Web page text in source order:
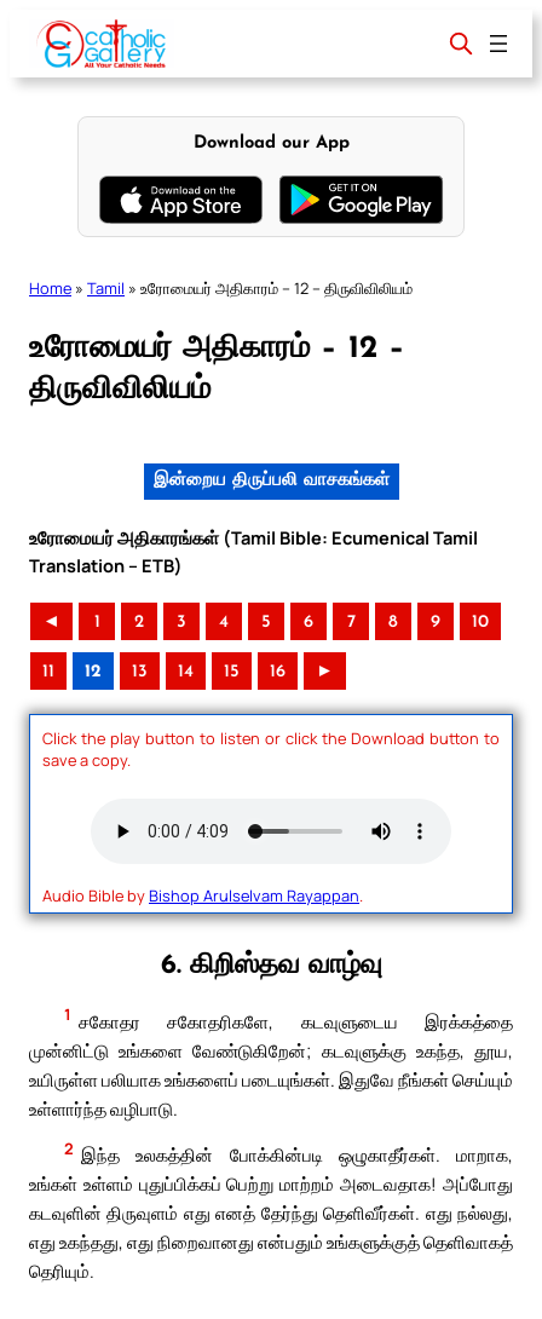
content
Download our App
Home » Tamil » உரோமையர் அதிகாரம் – 12 – திருவிவிலியம்
உரோமையர் அதிகாரம் – 12 –
திருவிவிலியம்
இன்றைய திருப்பலி வாசகங்கள்
உரோமையர் அதிகாரங்கள் (Tamil Bible: Ecumenical Tamil
Translation – ETB)
◄ 1 2 3 4 5 6 7 8 9 10
11 12 13 14 15 16 ►
Click the play button to listen or click the Download button to
save a copy.
Audio Bible byBishop Arulselvam Rayappan.
6. கிறிஸ்தவ வாழ்வு
1 சகோதர சகோதரிகளே, கடவுளுடைய இரக்கத்தை
முன்னிட்டு உங்களை வேண்டுகிறேன்; கடவுளுக்கு உகந்த, தூய,
உயிருள்ள பலியாக உங்களைப் படையுங்கள். இதுவே நீங்கள் செய்யும்
உள்ளார்ந்த வழிபாடு.
2 இந்த உலகத்தின் போக்கின்படி ஒழுகாதீர்கள். மாறாக,
உங்கள் உள்ளம் புதுப்பிக்கப் பெற்று மாற்றம் அடைவதாக! அப்போது
கடவுளின் திருவுளம் எது எனத் தேர்ந்து தெளிவீர்கள். எது நல்லது,
எது உகந்தது, எது நிறைவானது என்பதும் உங்களுக்குத் தெளிவாகத்
தெரியும்.